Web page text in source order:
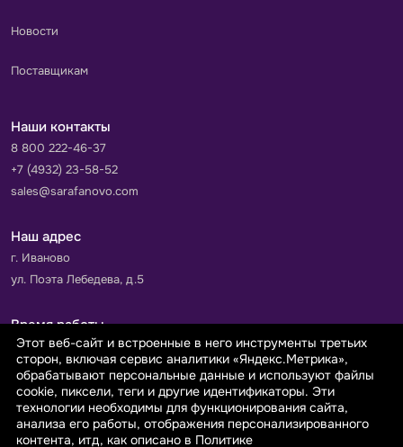
Новости
Поставщикам
Наши контакты
8 800 222-46-37
+7 (4932) 23-58-52
sales@sarafanovo.com
Наш адрес
г. Иваново
ул. Поэта Лебедева, д.5
Время работы
Пн-Пт с 9.00 до 18.00
Сб-Вс: выходной
Принимаем к оплате
Этот веб-сайт и встроенные в него инструменты третьих
сторон, включая сервис аналитики «Яндекс.Метрика»,
обрабатывают персональные данные и используют файлы
cookie, пиксели, теги и другие идентификаторы. Эти
технологии необходимы для функционирования сайта,
анализа его работы, отображения персонализированного
контента, итд, как описано в Политике